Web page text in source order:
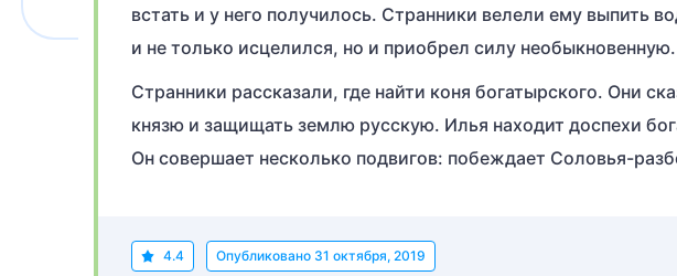
встать и у него получилось. Странники велели ему выпить
и не только исцелился, но и приобрел силу необыкновенную.
Странники рассказали, где найти коня богатырского. Они
князю и защищать землю русскую. Илья находит доспехи
Он совершает несколько подвигов: побеждает Соловья-
4.4 Опубликовано 31 октября, 2019